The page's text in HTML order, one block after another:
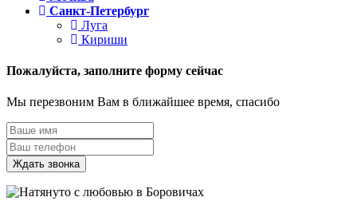
Санкт-Петербург
Луга
Кириши
Пожалуйста, заполните форму сейчас
Мы перезвоним Вам в ближайшее время, спасибо